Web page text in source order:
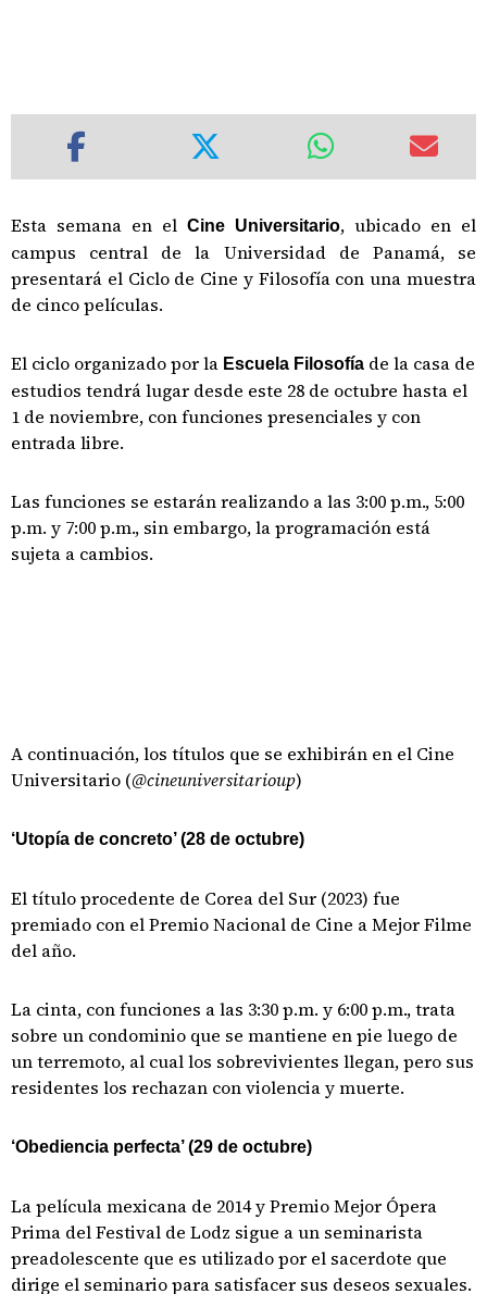
Esta semana en el Cine Universitario, ubicado en el
campus central de la Universidad de Panamá, se
presentará el Ciclo de Cine y Filosofía con una muestra
de cinco películas.
El ciclo organizado por la Escuela Filosofía de la casa de
estudios tendrá lugar desde este 28 de octubre hasta el
1 de noviembre, con funciones presenciales y con
entrada libre.
Las funciones se estarán realizando a las 3:00 p.m., 5:00
p.m. y 7:00 p.m., sin embargo, la programación está
sujeta a cambios.
A continuación, los títulos que se exhibirán en el Cine
Universitario (@cineuniversitarioup)
‘Utopía de concreto’ (28 de octubre)
El título procedente de Corea del Sur (2023) fue
premiado con el Premio Nacional de Cine a Mejor Filme
del año.
La cinta, con funciones a las 3:30 p.m. y 6:00 p.m., trata
sobre un condominio que se mantiene en pie luego de
un terremoto, al cual los sobrevivientes llegan, pero sus
residentes los rechazan con violencia y muerte.
‘Obediencia perfecta’ (29 de octubre)
La película mexicana de 2014 y Premio Mejor Ópera
Prima del Festival de Lodz sigue a un seminarista
preadolescente que es utilizado por el sacerdote que
dirige el seminario para satisfacer sus deseos sexuales.